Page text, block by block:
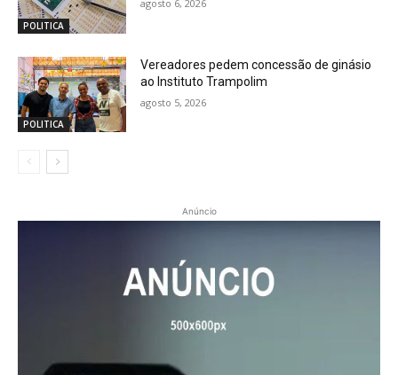
POLITICA
agosto 6, 2026
POLITICA
Vereadores pedem concessão de ginásio
ao Instituto Trampolim
agosto 5, 2026
Anúncio